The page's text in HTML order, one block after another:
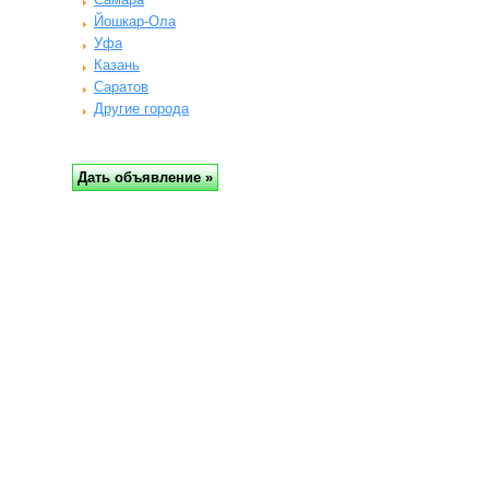
Йошкар-Ола
Уфа
Казань
Саратов
Другие города